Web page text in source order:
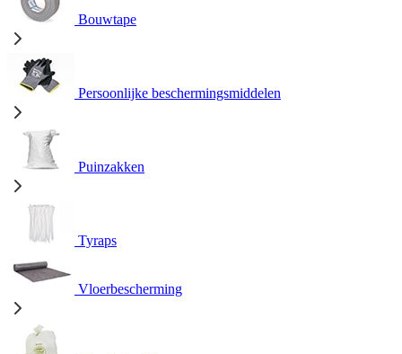
Bouwtape
Persoonlijke beschermingsmiddelen
Puinzakken
Tyraps
Vloerbescherming